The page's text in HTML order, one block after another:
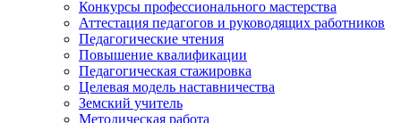
Конкурсы профессионального мастерства
Аттестация педагогов и руководящих работников
Педагогические чтения
Повышение квалификации
Педагогическая стажировка
Целевая модель наставничества
Земский учитель
Методическая работа